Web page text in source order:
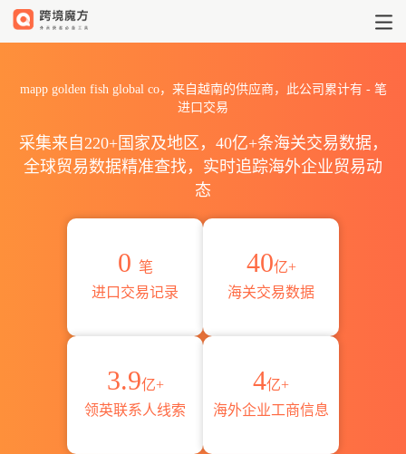
mapp golden fish global co，来自越南的供应商，此公司累计有 -笔
进口交易
采集来自220+国家及地区，40亿+条海关交易数据，
全球贸易数据精准查找，实时追踪海外企业贸易动
态
0 笔
进口交易记录
40亿+
海关交易数据
3.9亿+
领英联系人线索
4亿+
海外企业工商信息